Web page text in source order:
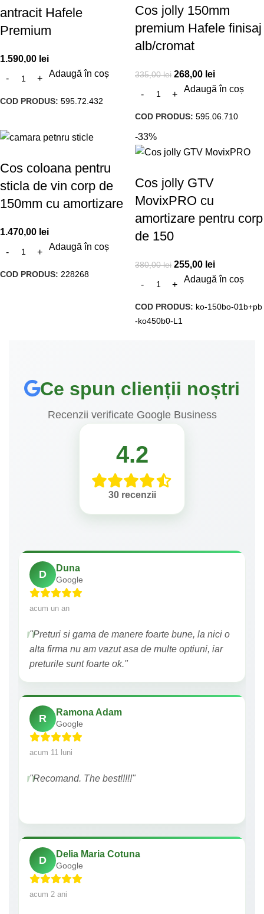
antracit Hafele
Premium
1.590,00 lei
Adaugă în coș
COD PRODUS: 595.72.432
Cos jolly 150mm
premium Hafele finisaj
alb/cromat
335,00lei 268,00 lei
Adaugă în coș
COD PRODUS: 595.06.710
Cos coloana pentru
sticla de vin corp de
150mm cu amortizare
1.470,00 lei
Adaugă în coș
COD PRODUS: 228268
-33%
Cos jolly GTV
MovixPRO cu
amortizare pentru corp
de 150
380,00lei 255,00 lei
Adaugă în coș
COD PRODUS: ko-150bo-01b+pb
-ko450b0-L1
Ce spun clienții noștri
Recenzii verificate Google Business
4.2
30 recenzii
D
Duna
Google
acum un an
"Preturi si gama de manere foarte bune, la nici o
alta firma nu am vazut asa de multe optiuni, iar
preturile sunt foarte ok."
R
Ramona Adam
Google
acum 11 luni
"Recomand. The best!!!!!"
D
Delia Maria Cotuna
Google
acum 2 ani